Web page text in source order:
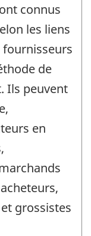
connus
les liens
de
Ils peuvent
en
grossistes